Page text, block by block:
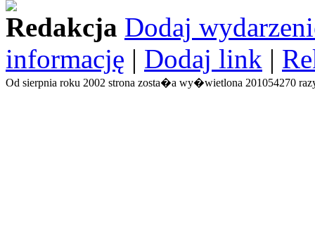
Redakcja Dodaj
informację | Dodaj link |
Od sierpnia roku 2002 strona zosta�a wy�wietlona 201054270